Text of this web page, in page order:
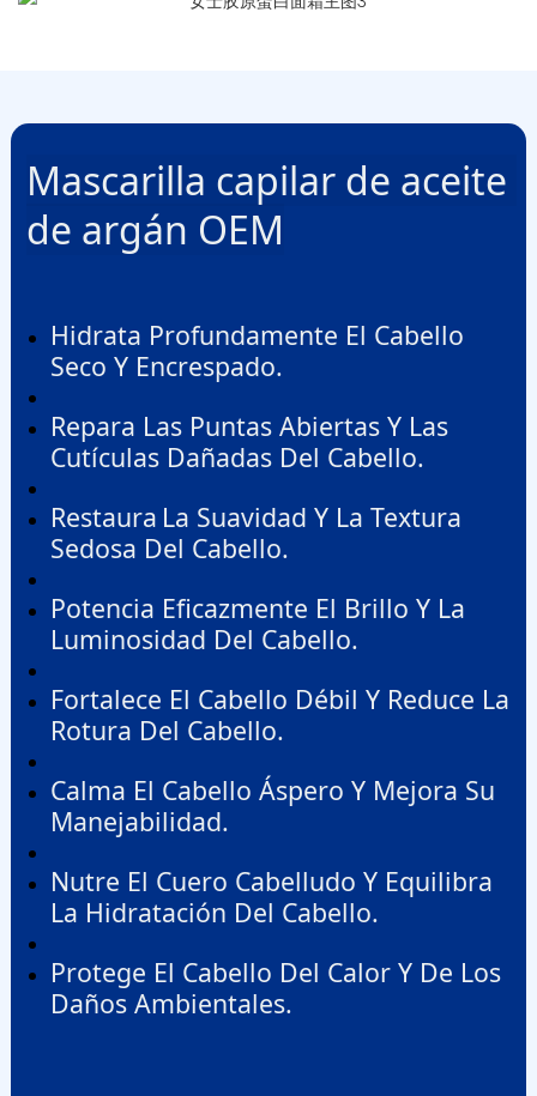
Mascarilla capilar de aceite
de argán OEM
Hidrata Profundamente El Cabello
Seco Y Encrespado.
Repara Las Puntas Abiertas Y Las
Cutículas Dañadas Del Cabello.
Restaura La Suavidad Y La Textura
Sedosa Del Cabello.
Potencia Eficazmente El Brillo Y La
Luminosidad Del Cabello.
Fortalece El Cabello Débil Y Reduce La
Rotura Del Cabello.
Calma El Cabello Áspero Y Mejora Su
Manejabilidad.
Nutre El Cuero Cabelludo Y Equilibra
La Hidratación Del Cabello.
Protege El Cabello Del Calor Y De Los
Daños Ambientales.